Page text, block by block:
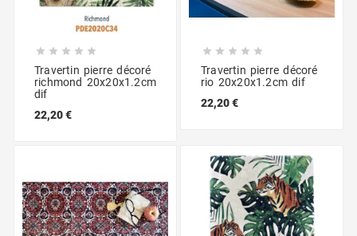
    
Travertin pierre décoré
richmond 20x20x1.2cm
dif
22,20 €
    
Travertin pierre décoré
rio 20x20x1.2cm dif
22,20 €